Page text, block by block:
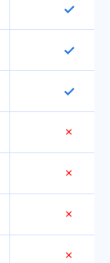
✓
✓
✓
✗
✗
✗
✗